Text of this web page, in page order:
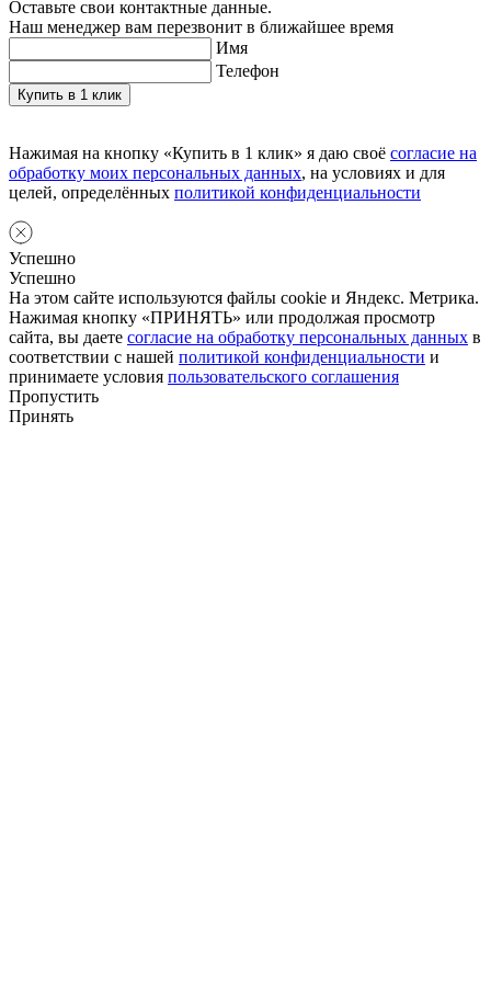
Оставьте свои контактные данные.
Наш менеджер вам перезвонит в ближайшее время
Имя
Телефон
Нажимая на кнопку «Купить в 1 клик» я даю своё согласие на
обработку моих персональных данных, на условиях и для
целей, определённых политикой конфиденциальности
Успешно
Успешно
На этом сайте используются файлы cookie и Яндекс. Метрика.
Нажимая кнопку «ПРИНЯТЬ» или продолжая просмотр
сайта, вы даете согласие на обработку персональных данных в
соответствии с нашей политикой конфиденциальности и
принимаете условия пользовательского соглашения
Пропустить
Принять